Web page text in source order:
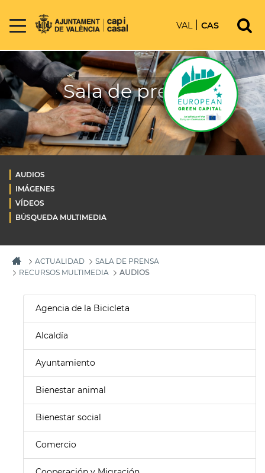
VAL CAS
Sala de prensa
AUDIOS
IMÁGENES
VÍDEOS
BÚSQUEDA MULTIMEDIA
ACTUALIDAD
SALA DE PRENSA
RECURSOS MULTIMEDIA
AUDIOS
Agencia de la Bicicleta
Alcaldía
Ayuntamiento
Bienestar animal
Bienestar social
Comercio